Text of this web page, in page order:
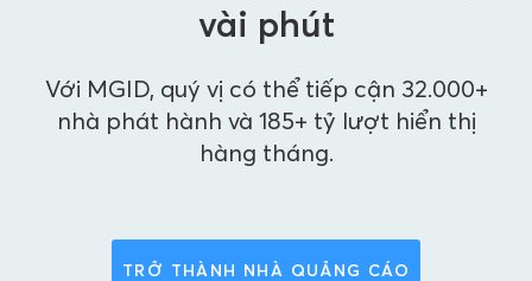
vài phút
Với MGID, quý vị có thể tiếp cận 32.000+
nhà phát hành và 185+ tỷ lượt hiển thị
hàng tháng.
TRỞ THÀNH NHÀ QUẢNG CÁO